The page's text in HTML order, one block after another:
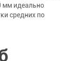
мм идеально
средних по